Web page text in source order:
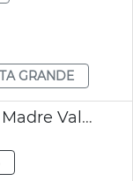
GRANDE
Acuerdo mascletà Día de la Madre València